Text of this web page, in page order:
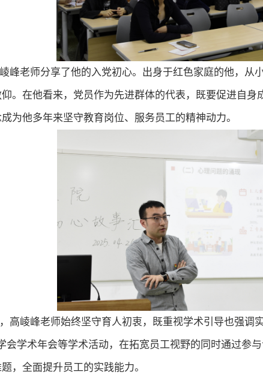
峰老师分享了他的入党初心。出身于红色家庭的他，从
。在他看来，党员作为先进群体的代表，既要促进自
为他多年来坚守教育岗位、服务员工的精神动力。
高崚峰老师始终坚守育人初衷，既重视学术引导也强调
会学术年会等学术活动， 在拓宽员工视野的 同时通过参
， 全面提升员工的实践能力。